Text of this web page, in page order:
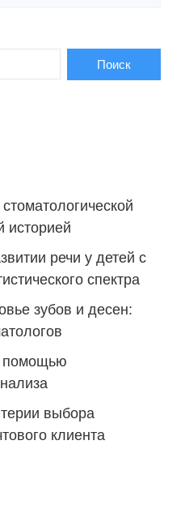
историей
речи у детей с
спектра
зубов и десен:
помощью
выбора
клиента